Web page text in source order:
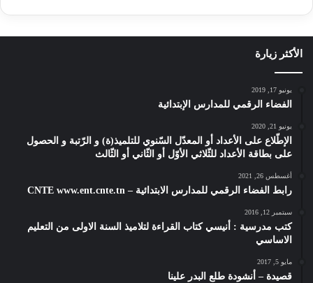
الأكثر زيارة
يونيو 17, 2019
الفضاء الرقمي للمدارس الإبتدائية
يونيو 21, 2020
الإطّلاع على الأعداد أو المعدّل السّنوي للتلميذ(ة) و الرّتبة و الحصول
على بطاقة الأعداد للثّلاثي الأوّل أو الثّاني أو الثّالث
أغسطس 26, 2021
رابط الفضاء الرقمي للمدارس الابتدائية – CNTE www.ent.cnte.tn
سبتمبر 12, 2016
كتب مدرسية : أنيسي كتاب القراءة لتلاميذ السنة الاولى من التعليم
الاساسي
مايو 5, 2017
قصيدة – أنشودة طلع البدر علينا